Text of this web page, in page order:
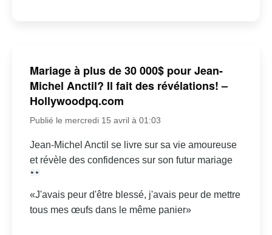
Mariage à plus de 30 000$ pour Jean-
Michel Anctil? Il fait des révélations! –
Hollywoodpq.com
Publié le mercredi 15 avril à 01:03
Jean-Michel Anctil se livre sur sa vie amoureuse
et révèle des confidences sur son futur mariage
«J'avais peur d'être blessé, j'avais peur de mettre
tous mes œufs dans le même panier»